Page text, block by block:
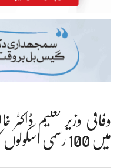
وفاقی وزیر تعلیم
میں 100 رسمی اسکولوں کا افتتاح کردیا